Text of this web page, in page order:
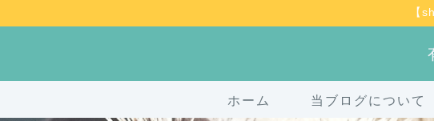
【
ホーム 当ブログについて